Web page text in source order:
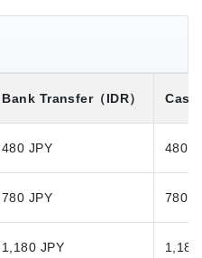
Bank Transfer（IDR）
480 JPY 480
780 JPY 780
1,180 JPY